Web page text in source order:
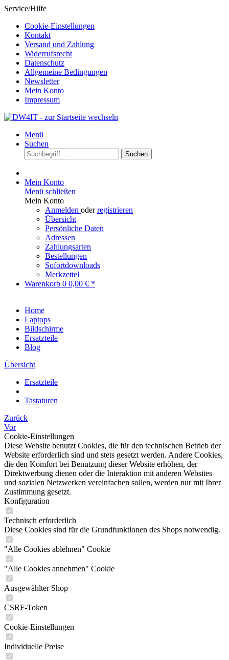
Service/Hilfe
Cookie-Einstellungen
Kontakt
Versand und Zahlung
Widerrufsrecht
Datenschutz
Allgemeine Bedingungen
Newsletter
Mein Konto
Impressum
Menü
Suchen
Suchen
Mein Konto
Menü schließen
Mein Konto
Anmelden oderregistrieren
Übersicht
Persönliche Daten
Adressen
Zahlungsarten
Bestellungen
Sofortdownloads
Merkzettel
Warenkorb 0 0,00 € *
Home
Laptops
Bildschirme
Ersatzteile
Blog
Übersicht
Ersatzteile
Tastaturen
Zurück
Vor
Cookie-Einstellungen
Diese Website benutzt Cookies, die für den technischen Betrieb der
Website erforderlich sind und stets gesetzt werden. Andere Cookies,
die den Komfort bei Benutzung dieser Website erhöhen, der
Direktwerbung dienen oder die Interaktion mit anderen Websites
und sozialen Netzwerken vereinfachen sollen, werden nur mit Ihrer
Zustimmung gesetzt.
Konfiguration
Technisch erforderlich
Diese Cookies sind für die Grundfunktionen des Shops notwendig.
"Alle Cookies ablehnen" Cookie
"Alle Cookies annehmen" Cookie
Ausgewählter Shop
CSRF-Token
Cookie-Einstellungen
Individuelle Preise